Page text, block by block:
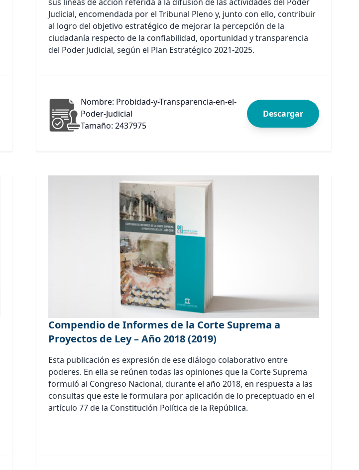
Judicial, encomendada por el Tribunal Pleno y, junto con ello, contribuir
al logro del objetivo estratégico de mejorar la percepción de la
ciudadanía respecto de la confiabilidad, oportunidad y transparencia
del Poder Judicial, según el Plan Estratégico 2021-2025.
Nombre: Probidad-y-Transparencia-en-el-
Poder-Judicial
Tamaño: 2437975
Descargar
Compendio de Informes de la Corte Suprema a
Proyectos de Ley – Año 2018 (2019)
Esta publicación es expresión de ese diálogo colaborativo entre
poderes. En ella se reúnen todas las opiniones que la Corte Suprema
formuló al Congreso Nacional, durante el año 2018, en respuesta a las
consultas que este le formulara por aplicación de lo preceptuado en el
artículo 77 de la Constitución Política de la República.